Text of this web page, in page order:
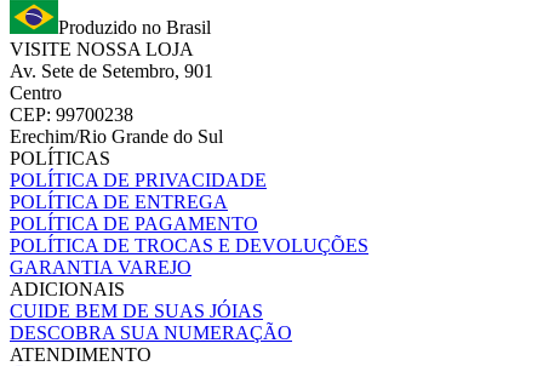
Produzido no Brasil
VISITE NOSSA LOJA
Av. Sete de Setembro, 901
Centro
CEP: 99700238
Erechim/Rio Grande do Sul
POLÍTICAS
POLÍTICA DE PRIVACIDADE
POLÍTICA DE ENTREGA
POLÍTICA DE PAGAMENTO
POLÍTICA DE TROCAS E DEVOLUÇÕES
GARANTIA VAREJO
ADICIONAIS
CUIDE BEM DE SUAS JÓIAS
DESCOBRA SUA NUMERAÇÃO
ATENDIMENTO